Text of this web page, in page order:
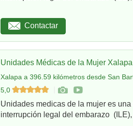
Contactar
Unidades Médicas de la Mujer Xalapa
Xalapa a 396.59 kilómetros desde San
5,0
Unidades medicas de la mujer es
interrupción legal del embarazo